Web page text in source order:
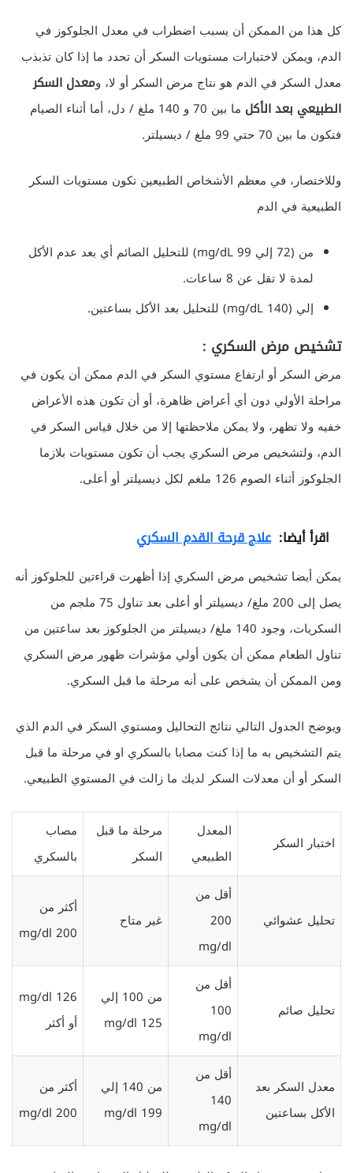
كل هذا من الممكن أن يسبب اضطراب في معدل الجلوكوز في
الدم، ويمكن لاختبارات مستويات السكر أن تحدد ما إذا كان تذبذب
معدل السكر في الدم هو نتاج مرض السكر أو لا، ومعدل السكر
الطبيعي بعد الأكل
ما بين 70 و 140 ملغ / دل، أما أثناء الصيام
فتكون ما بين 70 حتي 99 ملغ / ديسيلتر.
وللاختصار، في معظم الأشخاص الطبيعين تكون مستويات السكر
الطبيعية في الدم
من (72 إلي 99 mg/dL) للتحليل الصائم أي بعد عدم الأكل
لمدة لا تقل عن 8 ساعات.
إلي (140 mg/dL) للتحليل بعد الأكل بساعتين.
تشخيص مرض السكري :
مرض السكر أو ارتفاع مستوي السكر في الدم ممكن أن يكون في
مراحلة الأولي دون أي أعراض ظاهرة، أو أن تكون هذه الأعراض
خفيه ولا تظهر، ولا يمكن ملاحظتها إلا من خلال قياس السكر في
الدم، ولتشخيص مرض السكري يجب أن تكون مستويات بلازما
الجلوكوز أثناء الصوم 126 ملغم لكل ديسيلتر أو أعلى.
اقرأ أيضا: علاج قرحة القدم السكري
يمكن أيضا تشخيص مرض السكري إذا أظهرت قراءتين للجلوكوز أنه
يصل إلى 200 ملغ/ ديسيلتر أو أعلى بعد تناول 75 ملجم من
السكريات، وجود 140 ملغ/ ديسيلتر من الجلوكوز بعد ساعتين من
تناول الطعام ممكن أن يكون أولي مؤشرات ظهور مرض السكري
ومن الممكن أن يشخص على أنه مرحلة ما قبل السكري.
ويوضح الجدول التالي نتائج التحاليل ومستوي السكر في الدم الذي
يتم التشخيص به ما إذا كنت مصابا بالسكري او في مرحلة ما قبل
السكر أو أن معدلات السكر لديك ما زالت في المستوي الطبيعي.
اختبار السكر
المعدل
الطبيعي
مرحلة ما قبل
السكر
مصاب
بالسكري
تحليل عشوائي
أقل من
200
mg/dl
غير متاح
أكثر من
200 mg/dl
تحليل صائم
أقل من
100
mg/dl
من 100 إلي
125 mg/dl
126 mg/dl
أو أكثر
معدل السكر بعد
الأكل بساعتين
أقل من
140
mg/dl
من 140 إلي
199 mg/dl
أكثر من
200 mg/dl